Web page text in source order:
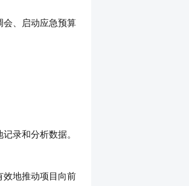
、启动应急预算
录和分析数据。
地推动项目向前